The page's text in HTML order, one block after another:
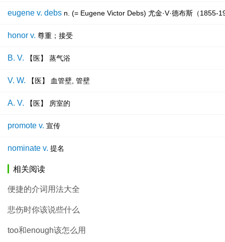
eugene v. debs n. (= Eugene Victor Debs) 尤金·V·德布斯（1855-
honor v. 尊重；接受
B. V. 【医】 蒸气浴
V. W. 【医】 血管壁, 管壁
A. V. 【医】 房室的
promote v. 宣传
nominate v. 提名
相关阅读
便捷的介词用法大全
悲伤时你该说些什么
too和enough该怎么用